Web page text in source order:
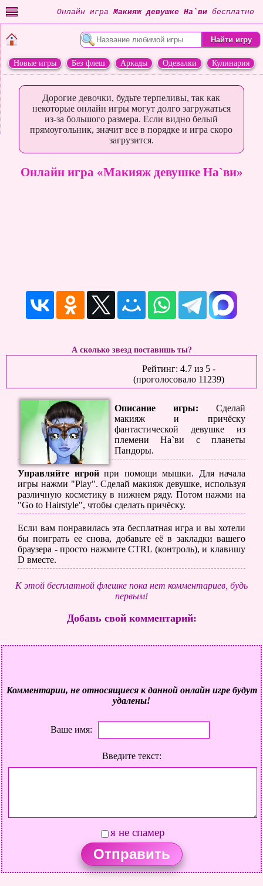
Онлайн игра Макияж девушке На`ви бесплатно
Новые игры Без флеш Аркады Одевалки
Кулинария
Дорогие девочки, будьте терпеливы, так как
некоторые онлайн игры могут долго загружаться
из-за большого размера. Если видно белый
прямоугольник, значит все в порядке и игра скоро
загрузится.
Онлайн игра «Макияж девушке На`ви»
А сколько звезд поставишь ты?
Рейтинг: 4.7из 5-
(проголосовало 11239)
Описание игры: Сделай
макияж и причёску
фантастической девушке из
племени На`ви с планеты
Пандоры.
Управляйте игройпри помощи мышки. Для начала
игры нажми "Play". Сделай макияж девушке, используя
различную косметику в нижнем ряду. Потом нажми на
"Go to Hairstyle", чтобы сделать причёску.
Если вам понравилась эта бесплатная игра и вы хотели
бы поиграть ее снова, добавьте её в закладки вашего
браузера - просто нажмите CTRL (контроль), и клавишу
D вместе.
К этой бесплатной флешке пока нет комментариев, будь
первым!
Добавь свой комментарий:
Комментарии, не относящиеся к данной онлайн игре будут
удалены!
Ваше имя:
Введите текст:
я не спамер